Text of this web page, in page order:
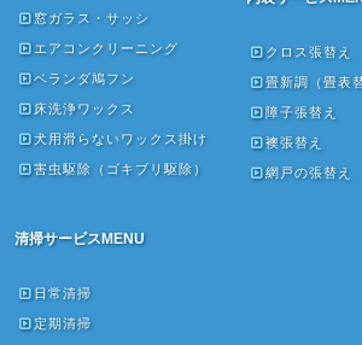
窓ガラス・サッシ
エアコンクリーニング
ベランダ鳩フン
床洗浄ワックス
犬用滑らないワックス掛け
害虫駆除（ゴキブリ駆除）
クロス張替え
畳新調（畳表
障子張替え
襖張替え
網戸の張替え
清掃サービスMENU
日常清掃
定期清掃